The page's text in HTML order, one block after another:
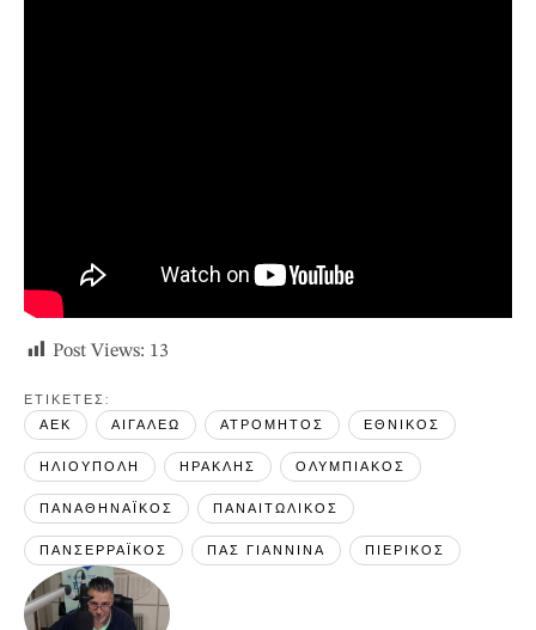
Post Views: 13
ΕΤΙΚΕΤΕΣ:
ΑΕΚ
ΑΙΓΑΛΕΩ ΑΤΡΟΜΗΤΟΣ ΕΘΝΙΚΟΣ
ΗΛΙΟΥΠΟΛΗ ΗΡΑΚΛΗΣ ΟΛΥΜΠΙΑΚΟΣ
ΠΑΝΑΘΗΝΑΪΚΟΣ ΠΑΝΑΙΤΩΛΙΚΟΣ
ΠΑΝΣΕΡΡΑΪΚΟΣ ΠΑΣ ΓΙΑΝΝΙΝΑ ΠΙΕΡΙΚΟΣ